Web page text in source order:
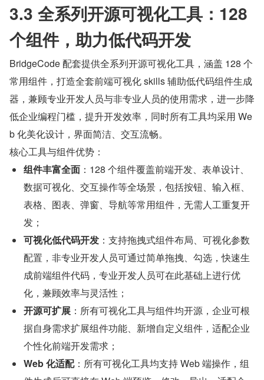
3.3 全系列开源可视化工具：128
个组件，助力低代码开发
BridgeCode 配套提供全系列开源可视化工具，涵盖 128 个
常用组件，打造全套前端可视化 skills 辅助低代码组件生成
器，兼顾专业开发人员与非专业人员的使用需求，进一步降
低企业编程门槛，提升开发效率，同时所有工具均采用 We
b 化美化设计，界面简洁、交互流畅。
核心工具与组件优势：
组件丰富全面 ：128 个组件覆盖前端开发、表单设计、
数据可视化、交互操作等全场景，包括按钮、输入框、
表格、图表、弹窗、导航等常用组件，无需人工重复开
发；
可视化低代码开发 ：支持拖拽式组件布局、可视化参数
配置，非专业开发人员可通过简单拖拽、勾选，快速生
成前端组件代码，专业开发人员可在此基础上进行优
化，兼顾效率与灵活性；
开源可扩展 ：所有可视化工具与组件均开源，企业可根
据自身需求扩展组件功能、新增自定义组件，适配企业
个性化前端开发需求；
Web 化适配：所有可视化工具均支持 Web 端操作，组